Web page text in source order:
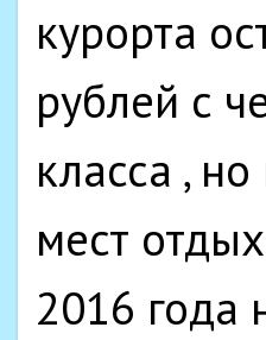
курорта
рублей с
класса ,
мест
2016 года